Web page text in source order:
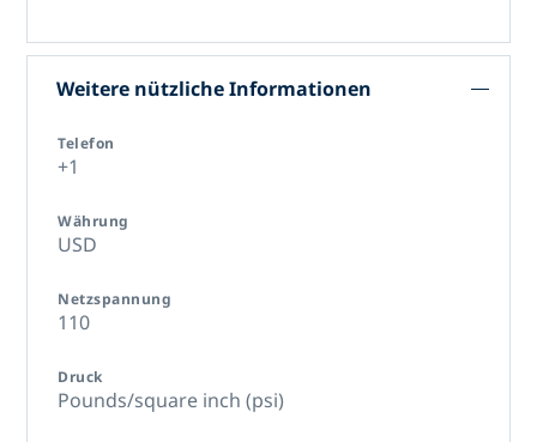
Weitere nützliche Informationen
Telefon
+1
Währung
USD
Netzspannung
110
Druck
Pounds/square inch (psi)